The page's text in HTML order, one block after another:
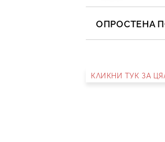
ОПРОСТЕНА
Съгласен съм
КЛИКНИ ТУК ЗА